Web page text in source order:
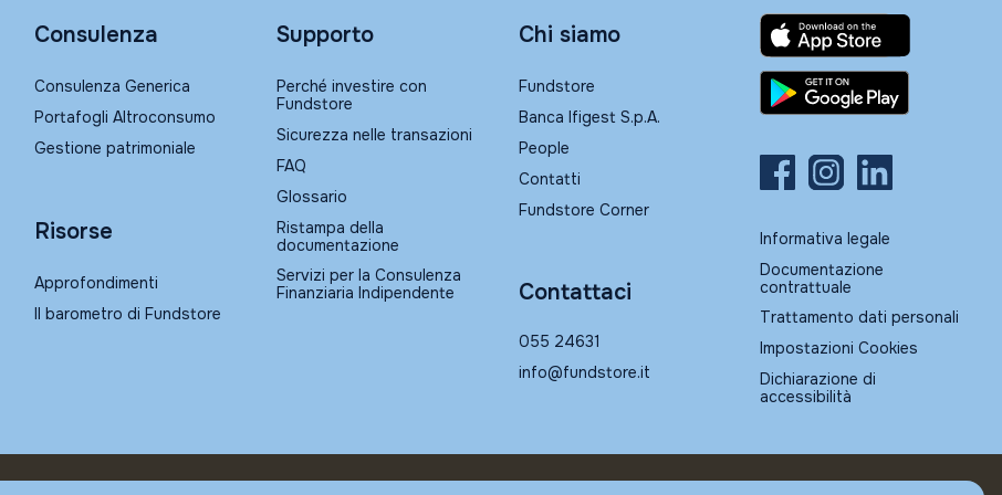
Consulenza
Consulenza Generica
Portafogli Altroconsumo
Gestione patrimoniale
Risorse
Approfondimenti
Il barometro di Fundstore
Supporto
Perché investire con
Fundstore
Sicurezza nelle transazioni
FAQ
Glossario
Ristampa della
documentazione
Servizi per la Consulenza
Finanziaria Indipendente
Chi siamo
Fundstore
Banca Ifigest S.p.A.
People
Contatti
Fundstore Corner
Contattaci
055 24631
info@fundstore.it
Informativa legale
Documentazione
contrattuale
Trattamento dati personali
Impostazioni Cookies
Dichiarazione di
accessibilità